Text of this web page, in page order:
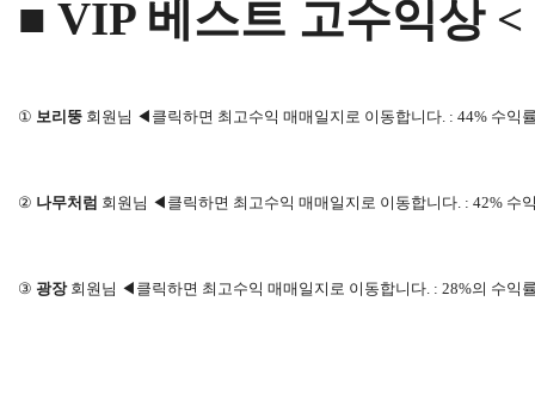
■ VIP 베스트 고수익상
① 보리뚱 회원님 ◀클릭하면 최고수익 매매일지로 이동합니다. : 44% 수익
② 나무처럼 회원님 ◀클릭하면 최고수익 매매일지로 이동합니다. : 42% 수
③ 광장 회원님 ◀클릭하면 최고수익 매매일지로 이동합니다. : 28%의 수익